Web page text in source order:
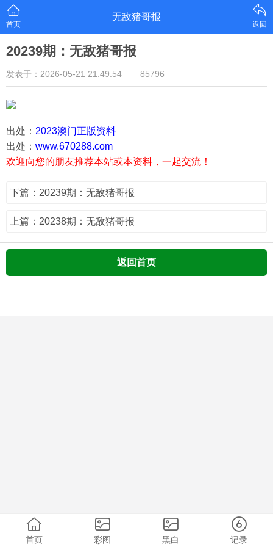
首页
无敌猪哥报
返回
20239期：无敌猪哥报
发表于：2026-05-21 21:49:54 85796
出处： 2023澳门正版资料
出处： www.670288.com
欢迎向您的朋友推荐本站或本资料，一起交流！
下篇：20239期：无敌猪哥报
上篇：20238期：无敌猪哥报
返回首页
首页 彩图 黑白 记录